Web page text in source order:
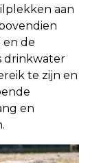
aan
de
drinkwater
te zijn en
en